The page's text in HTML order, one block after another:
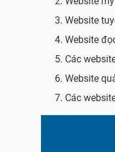
Website
Website
Các
Website
Các